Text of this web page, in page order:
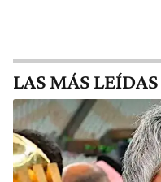
LAS MÁS LEÍDAS